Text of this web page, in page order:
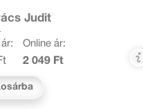
Judit
Online ár:
2 049 Ft